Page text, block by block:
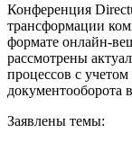
Конференция
трансформации
формате онлайн-
рассмотрены
процессов с
документооборота
Заявлены темы: